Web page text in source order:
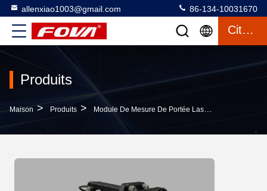
allenxiao1003@gmail.com 86-134-10031670
Citation
Produits
Maison > Produits > Module De Mesure De Portée Laser